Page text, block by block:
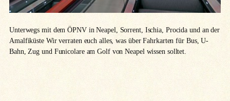
Unterwegs mit dem ÖPNV in Neapel, Sorrent, Ischia, Procida und an der
Amalfiküste Wir verraten euch alles, was über Fahrkarten für Bus, U-
Bahn, Zug und Funicolare am Golf von Neapel wissen solltet.